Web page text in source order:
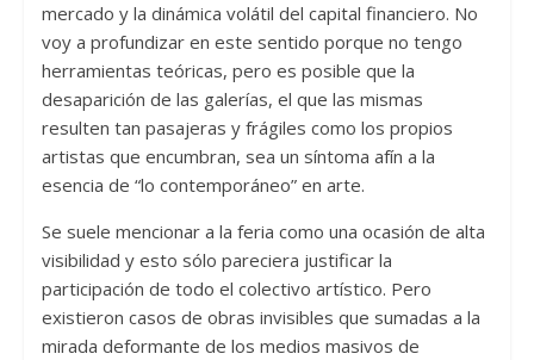
mercado y la dinámica volátil del capital financiero. No
voy a profundizar en este sentido porque no tengo
herramientas teóricas, pero es posible que la
desaparición de las galerías, el que las mismas
resulten tan pasajeras y frágiles como los propios
artistas que encumbran, sea un síntoma afín a la
esencia de “lo contemporáneo” en arte.
Se suele mencionar a la feria como una ocasión de alta
visibilidad y esto sólo pareciera justificar la
participación de todo el colectivo artístico. Pero
existieron casos de obras invisibles que sumadas a la
mirada deformante de los medios masivos de